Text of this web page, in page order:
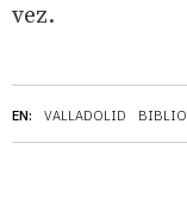
EN: VALLADOLID
vez.